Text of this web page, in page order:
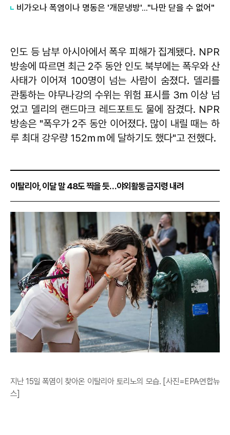
비가오나 폭염이나 명동은 '개문냉방'..."나만 닫을 수 없어"
인도 등 남부 아시아에서 폭우 피해가 집계됐다. NPR
방송에 따르면 최근 2주 동안 인도 북부에는 폭우와 산
사태가 이어져 100명이 넘는 사람이 숨졌다. 델리를
관통하는 야무나강의 수위는 위험 표시를 3m 이상 넘
었고 델리의 랜드마크 레드포트도 물에 잠겼다. NPR
방송은 "폭우가 2주 동안 이어졌다. 많이 내릴 때는 하
루 최대 강우량 152ｍｍ에 달하기도 했다"고 전했다.
이탈리아, 이달 말 48도 찍을 듯…야외활동 금지령 내려
지난 15일 폭염이 찾아온 이탈리아 토리노의 모습. [사진=EPA·연합뉴
스]